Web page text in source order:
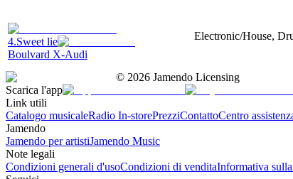
4.Sweet lie
Boulvard X-Audi
Electronic/House,
© 2026 Jamendo Licensing
Scarica l'app
Link utili
Catalogo musicaleRadio In-storePrezziContattoCentro
Jamendo
Jamendo per artistiJamendo Music
Note legali
Condizioni generali d'usoCondizioni di venditaInformativa